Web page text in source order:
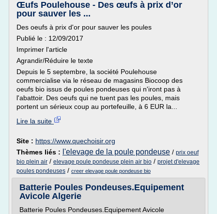
Œufs Poulehouse - Des œufs à prix d’or
pour sauver les ...
Des oeufs à prix d'or pour sauver les poules
Publié le : 12/09/2017
Imprimer l'article
Agrandir/Réduire le texte
Depuis le 5 septembre, la société Poulehouse
commercialise via le réseau de magasins Biocoop des
oeufs bio issus de poules pondeuses qui n'iront pas à
l'abattoir. Des oeufs qui ne tuent pas les poules, mais
portent un sérieux coup au portefeuille, à 6 EUR la...
Lire la suite
Site : https://www.quechoisir.org
Thèmes liés : l'elevage de la poule pondeuse / prix oeuf
bio plein air / elevage poule pondeuse plein air bio / projet d'elevage
poules pondeuses / creer elevage poule pondeuse bio
Batterie Poules Pondeuses.Equipement
Avicole Algerie
Batterie Poules Pondeuses.Equipement Avicole